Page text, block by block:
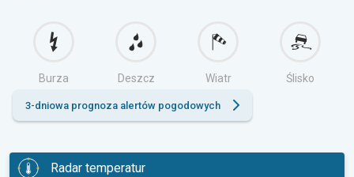
Burza Deszcz Wiatr Ślisko
3-dniowa prognoza alertów pogodowych
Radar temperatur